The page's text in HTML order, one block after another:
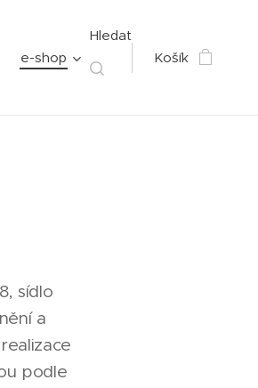
e-shop
Hledat
Košík
sídlo
a
podle